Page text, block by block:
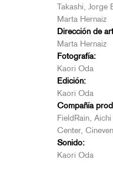
Takashi, Jorge
Marta Hernaiz
Dirección de
Marta Hernaiz
Fotografía:
Kaori Oda
Edición:
Kaori Oda
Compañía
FieldRain,
Center,
Sonido:
Kaori Oda